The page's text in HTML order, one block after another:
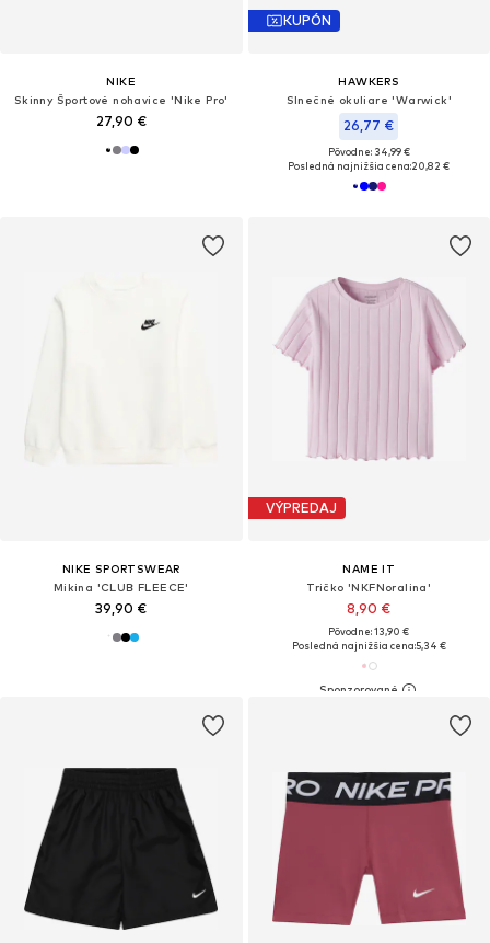
NIKE
Skinny Športové nohavice 'Nike Pro'
27,90 €
KUPÓN
HAWKERS
Slnečné okuliare 'Warwick'
26,77 €
Pôvodne: 34,99 €
Posledná najnižšia cena:20,82 €
NIKE SPORTSWEAR
Mikina 'CLUB FLEECE'
39,90 €
VÝPREDAJ
NAME IT
Tričko 'NKFNoralina'
8,90 €
Pôvodne: 13,90 €
Posledná najnižšia cena:5,34 €